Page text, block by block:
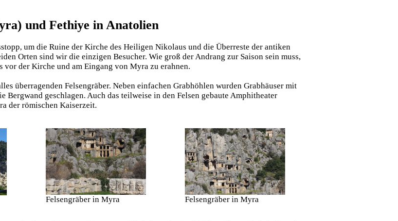
und Fethiye in Anatolien
um die Ruine der Kirche des Heiligen Nikolaus und die Überreste der antiken
Orten sind wir die einzigen Besucher. Wie groß der Andrang zur Saison sein muss,
vor der Kirche und am Eingang von Myra zu erahnen.
überragenden Felsengräber. Neben einfachen Grabhöhlen wurden Grabhäuser mit
Bergwand geschlagen. Auch das teilweise in den Felsen gebaute Amphitheater
der römischen Kaiserzeit.
Felsengräber in Myra Felsengräber in Myra